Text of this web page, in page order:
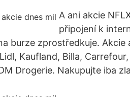
A ani akcie
připojení k
burze zprostředkuje.
Kaufland, Billa,
Drogerie. Nakupujte iba